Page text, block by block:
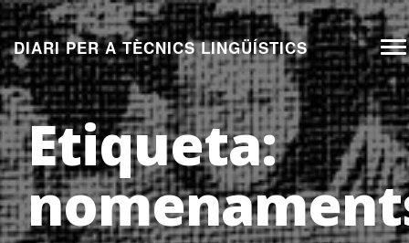
Aneu
al
contingut
DIARI PER A TÈCNICS LINGÜÍSTICS
Etiqueta: